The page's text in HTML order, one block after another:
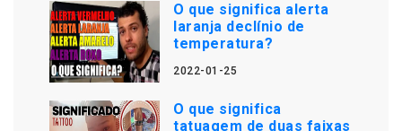
O que significa alerta
laranja declínio de
temperatura?
2022-01-25
O que significa
tatuagem de duas faixas